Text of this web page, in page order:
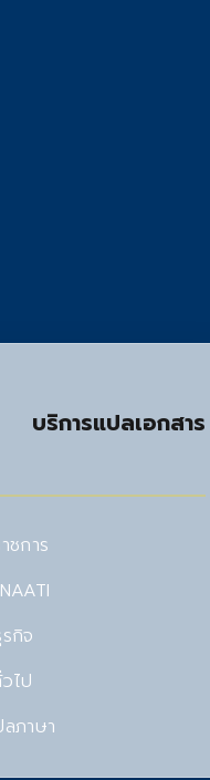
บริการแปลเอกสาร
ชการ
กิจ
ไป
ลภาษา